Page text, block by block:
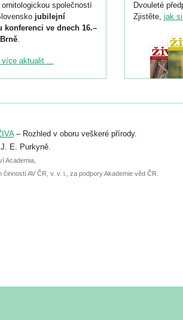
společností
jubilejní
ve dnech 16.–
.
ke konferenci
do 6. září.
přednášky nebo
června.
více aktualit ...
Dvouleté
Zjistěte, jak
– Rozhled v oboru veškeré přírody.
E. Purkyně.
Academia,
AV ČR, v. v. i., za podpory Akademie věd ČR.